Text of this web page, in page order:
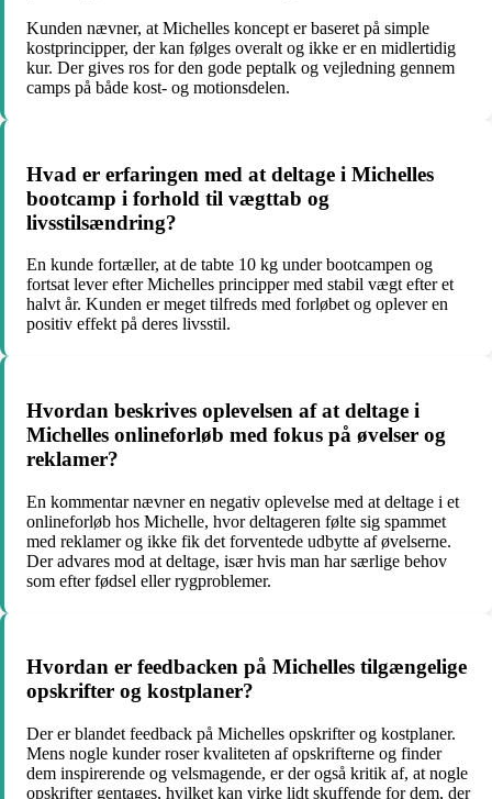
Kunden nævner, at Michelles koncept er baseret på simple
kostprincipper, der kan følges overalt og ikke er en midlertidig
kur. Der gives ros for den gode peptalk og vejledning gennem
camps på både kost- og motionsdelen.
Hvad er erfaringen med at deltage i Michelles
bootcamp i forhold til vægttab og
livsstilsændring?
En kunde fortæller, at de tabte 10 kg under bootcampen og
fortsat lever efter Michelles principper med stabil vægt efter et
halvt år. Kunden er meget tilfreds med forløbet og oplever en
positiv effekt på deres livsstil.
Hvordan beskrives oplevelsen af at deltage i
Michelles onlineforløb med fokus på øvelser og
reklamer?
En kommentar nævner en negativ oplevelse med at deltage i et
onlineforløb hos Michelle, hvor deltageren følte sig spammet
med reklamer og ikke fik det forventede udbytte af øvelserne.
Der advares mod at deltage, især hvis man har særlige behov
som efter fødsel eller rygproblemer.
Hvordan er feedbacken på Michelles tilgængelige
opskrifter og kostplaner?
Der er blandet feedback på Michelles opskrifter og kostplaner.
Mens nogle kunder roser kvaliteten af opskrifterne og finder
dem inspirerende og velsmagende, er der også kritik af, at nogle
opskrifter gentages, hvilket kan virke lidt skuffende for dem, der